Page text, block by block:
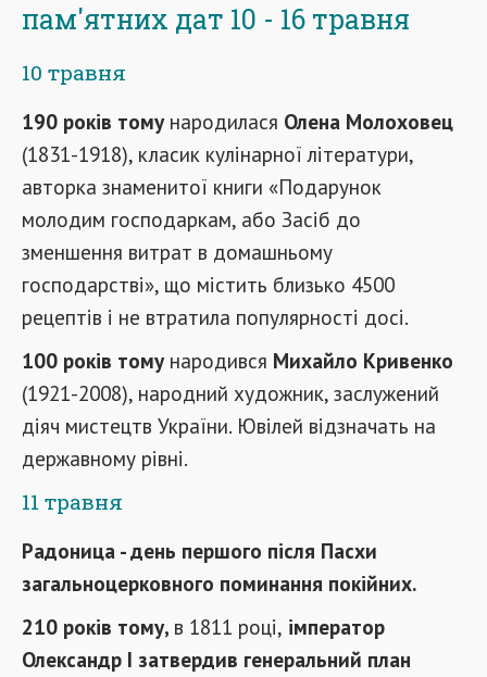
пам'ятних дат 10 - 16 травня
10 травня
190 років томународилася Олена Молоховец
(1831-1918), класик кулінарної літератури,
авторка знаменитої книги «Подарунок
молодим господаркам, або Засіб до
зменшення витрат в домашньому
господарстві», що містить близько 4500
рецептів і не втратила популярності досі.
100 років томународився Михайло Кривенко
(1921-2008), народний художник, заслужений
діяч мистецтв України. Ювілей відзначать на
державному рівні.
11 травня
Радоница - день першого після Пасхи
загальноцерковного поминання покійних.
210 років тому, в 1811 році, імператор
Олександр I затвердив генеральний план